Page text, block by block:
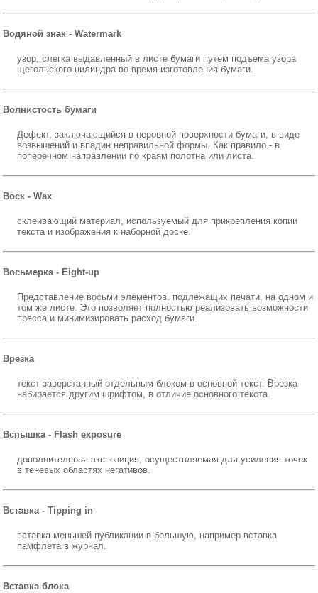
Водяной знак - Watermark
узор, слегка выдавленный в листе бумаги путем подъема узора
щегольского цилиндра во время изготовления бумаги.
Волнистость бумаги
Дефект, заключающийся в неровной поверхности бумаги, в виде
возвышений и впадин неправильной формы. Как правило - в
поперечном направлении по краям полотна или листа.
Воск - Wax
склеивающий материал, используемый для прикрепления копии
текста и изображения к наборной доске.
Восьмерка - Eight-up
Представление восьми элементов, подлежащих печати, на одном и
том же листе. Это позволяет полностью реализовать возможности
пресса и минимизировать расход бумаги.
Врезка
текст заверстанный отдельным блоком в основной текст. Врезка
набирается другим шрифтом, в отличие основного текста.
Вспышка - Flash exposure
дополнительная экспозиция, осуществляемая для усиления точек
в теневых областях негативов.
Вставка - Tipping in
вставка меньшей публикации в большую, например вставка
памфлета в журнал.
Вставка блока